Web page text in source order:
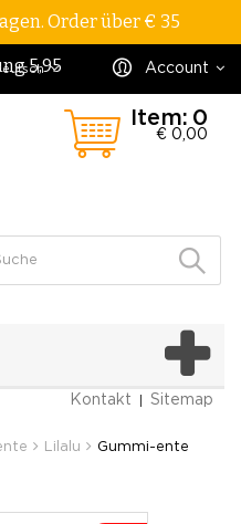
Order über € 35
5,95 Account
Item: 0
€ 0,00
Kontakt Sitemap
Lilalu Gummi-ente